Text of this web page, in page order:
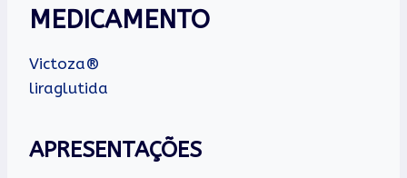
MEDICAMENTO
Victoza®
liraglutida
APRESENTAÇÕES